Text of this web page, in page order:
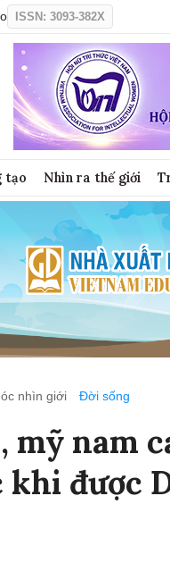
ISSN: 3093-382X
tạo Nhìn ra thế giới
nhìn giới Đời sống
nam
được